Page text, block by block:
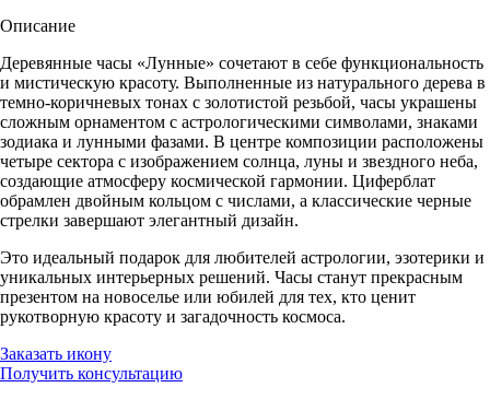
Описание
Деревянные часы «Лунные» сочетают в себе функциональность
и мистическую красоту. Выполненные из натурального дерева в
темно-коричневых тонах с золотистой резьбой, часы украшены
сложным орнаментом с астрологическими символами, знаками
зодиака и лунными фазами. В центре композиции расположены
четыре сектора с изображением солнца, луны и звездного неба,
создающие атмосферу космической гармонии. Циферблат
обрамлен двойным кольцом с числами, а классические черные
стрелки завершают элегантный дизайн.
Это идеальный подарок для любителей астрологии, эзотерики и
уникальных интерьерных решений. Часы станут прекрасным
презентом на новоселье или юбилей для тех, кто ценит
рукотворную красоту и загадочность космоса.
Заказать икону
Получить консультацию